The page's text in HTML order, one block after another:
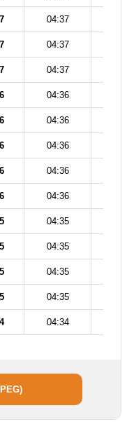
04:37
04:37
04:37
04:36
04:36
04:36
04:36
04:36
04:35
04:35
04:35
04:35
04:34